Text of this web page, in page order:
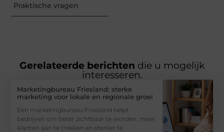
Praktische vragen
Gerelateerde berichten die u mogelijk
interesseren.
Marketingbureau Friesland: sterke
marketing voor lokale en regionale groei
Een marketingbureau Friesland helpt
bedrijven om beter zichtbaar te worden, meer
klanten aan te trekken en sterker te